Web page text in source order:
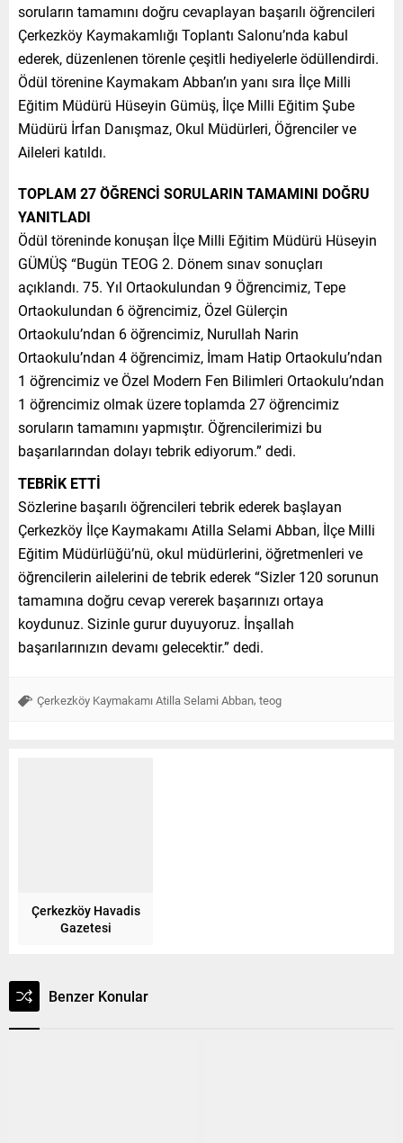
soruların tamamını doğru cevaplayan başarılı öğrencileri
Çerkezköy Kaymakamlığı Toplantı Salonu’nda kabul
ederek, düzenlenen törenle çeşitli hediyelerle ödüllendirdi.
Ödül törenine Kaymakam Abban’ın yanı sıra İlçe Milli
Eğitim Müdürü Hüseyin Gümüş, İlçe Milli Eğitim Şube
Müdürü İrfan Danışmaz, Okul Müdürleri, Öğrenciler ve
Aileleri katıldı.
TOPLAM 27 ÖĞRENCİ SORULARIN TAMAMINI DOĞRU
YANITLADI
Ödül töreninde konuşan İlçe Milli Eğitim Müdürü Hüseyin
GÜMÜŞ “Bugün TEOG 2. Dönem sınav sonuçları
açıklandı. 75. Yıl Ortaokulundan 9 Öğrencimiz, Tepe
Ortaokulundan 6 öğrencimiz, Özel Gülerçin
Ortaokulu’ndan 6 öğrencimiz, Nurullah Narin
Ortaokulu’ndan 4 öğrencimiz, İmam Hatip Ortaokulu’ndan
1 öğrencimiz ve Özel Modern Fen Bilimleri Ortaokulu’ndan
1 öğrencimiz olmak üzere toplamda 27 öğrencimiz
soruların tamamını yapmıştır. Öğrencilerimizi bu
başarılarından dolayı tebrik ediyorum.” dedi.
TEBRİK ETTİ
Sözlerine başarılı öğrencileri tebrik ederek başlayan
Çerkezköy İlçe Kaymakamı Atilla Selami Abban, İlçe Milli
Eğitim Müdürlüğü’nü, okul müdürlerini, öğretmenleri ve
öğrencilerin ailelerini de tebrik ederek “Sizler 120 sorunun
tamamına doğru cevap vererek başarınızı ortaya
koydunuz. Sizinle gurur duyuyoruz. İnşallah
başarılarınızın devamı gelecektir.” dedi.
Çerkezköy Kaymakamı Atilla Selami Abban, teog
Çerkezköy Havadis
Gazetesi
Benzer Konular